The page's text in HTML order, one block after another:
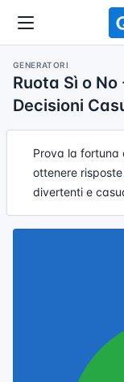
GENERATORI
Ruota Sì o
Decisioni
Prova la fortuna
ottenere
divertenti e